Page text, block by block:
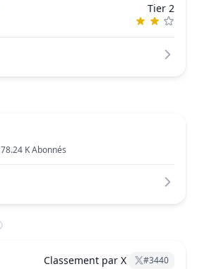
Tier 2
78.24 KAbonnés
Classement par X #3440